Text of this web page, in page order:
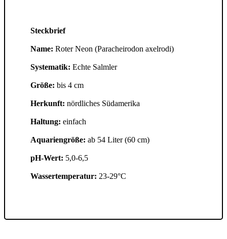
Steckbrief
Name: Roter Neon (Paracheirodon axelrodi)
Systematik: Echte Salmler
Größe: bis 4 cm
Herkunft: nördliches Südamerika
Haltung: einfach
Aquariengröße: ab 54 Liter (60 cm)
pH-Wert: 5,0-6,5
Wassertemperatur: 23-29°C